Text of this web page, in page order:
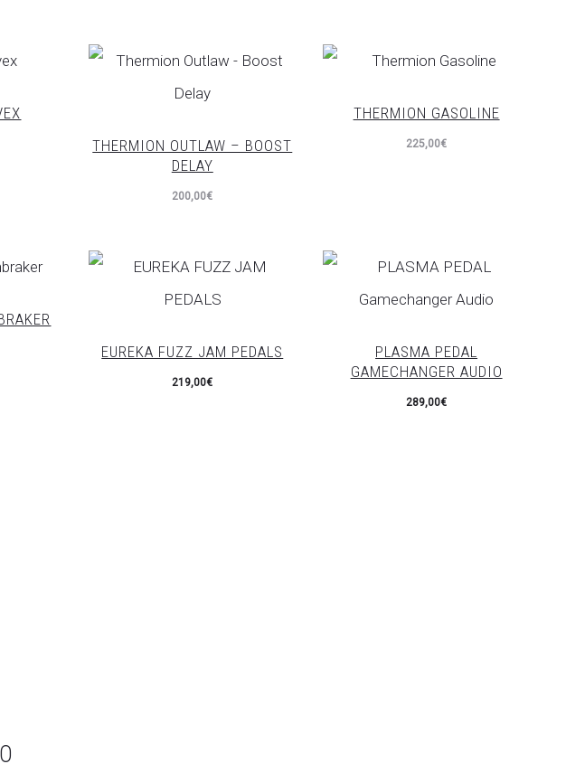
THERMION OUTLAW – BOOST
DELAY
200,00€
THERMION GASOLINE
225,00€
EUREKA FUZZ JAM PEDALS
219,00€
PLASMA PEDAL
GAMECHANGER AUDIO
289,00€